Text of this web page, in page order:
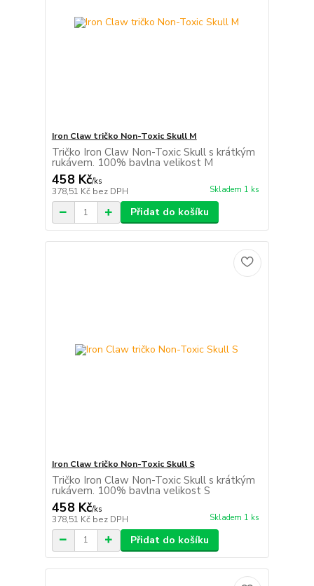
Iron Claw tričko Non-Toxic Skull M
Tričko Iron Claw Non-Toxic Skull s krátkým
rukávem. 100% bavlna velikost M
458 Kč/ks
378,51 Kč bez DPH Skladem 1 ks
Přidat do košíku
Iron Claw tričko Non-Toxic Skull S
Tričko Iron Claw Non-Toxic Skull s krátkým
rukávem. 100% bavlna velikost S
458 Kč/ks
378,51 Kč bez DPH Skladem 1 ks
Přidat do košíku